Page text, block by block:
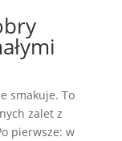
smakuje. To
zalet z
pierwsze: w